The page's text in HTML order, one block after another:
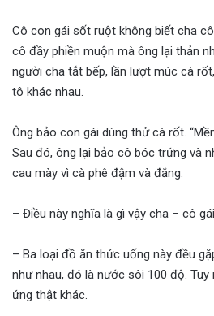
Cô con gái sốt ruột không biết cha
cô đầy phiền muộn mà ông lại thản
người cha tắt bếp, lần lượt múc cà
tô khác nhau.
Ông bảo con gái dùng thử cà rốt.
Sau đó, ông lại bảo cô bóc trứng và
cau mày vì cà phê đậm và đắng.
– Điều này nghĩa là gì vậy cha – cô
– Ba loại đồ ăn thức uống này đều
như nhau, đó là nước sôi 100 độ. Tuy
ứng thật khác.